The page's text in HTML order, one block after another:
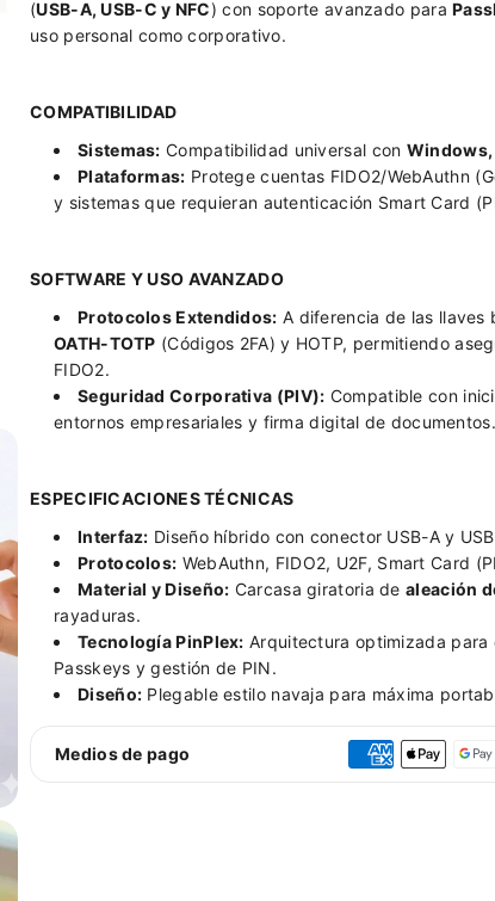
e
t
P
R
O
F
O
P
n
P
h
e
s
P
R
O
D
2
P
n
P
x
(USB-A, USB-C y NFC) con soporte avanzado para
uso personal como corporativo.
COMPATIBILIDAD
Sistemas: Compatibilidad universal con Windows,
Plataformas: Protege cuentas FIDO2/WebAuthn
y sistemas que requieran autenticación Smart Card
SOFTWARE Y USO AVANZADO
Protocolos Extendidos: A diferencia de las llaves
OATH-TOTP (Códigos 2FA) y HOTP, permitiendo
FIDO2.
Seguridad Corporativa (PIV): Compatible con
entornos empresariales y firma digital de documentos.
ESPECIFICACIONES TÉCNICAS
Interfaz: Diseño híbrido con conector USB-A y
Protocolos: WebAuthn, FIDO2, U2F, Smart Card
Material y Diseño: Carcasa giratoria dealeación
rayaduras.
Tecnología PinPlex: Arquitectura optimizada para
Passkeys y gestión de PIN.
Diseño: Plegable estilo navaja para máxima
Medios de pago